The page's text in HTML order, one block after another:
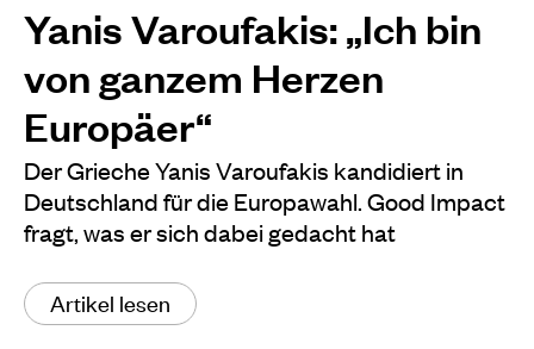
Yanis Varoufakis: „Ich bin
von ganzem Herzen
Europäer“
Der Grieche Yanis Varoufakis kandidiert in
Deutschland für die Europawahl. Good Impact
fragt, was er sich dabei gedacht hat
Artikel lesen